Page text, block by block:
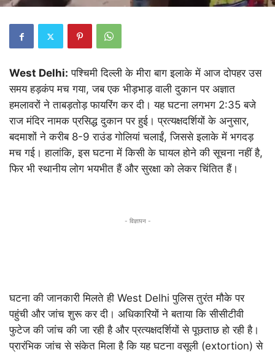
West Delhi: पश्चिमी दिल्ली के मीरा बाग इलाके में आज दोपहर उस
समय हड़कंप मच गया, जब एक भीड़भाड़ वाली दुकान पर अज्ञात
हमलावरों ने ताबड़तोड़ फायरिंग कर दी। यह घटना लगभग 2:35 बजे
राज मंदिर नामक प्रसिद्ध दुकान पर हुई। प्रत्यक्षदर्शियों के अनुसार,
बदमाशों ने करीब 8-9 राउंड गोलियां चलाईं, जिससे इलाके में भगदड़
मच गई। हालांकि, इस घटना में किसी के घायल होने की सूचना नहीं है,
फिर भी स्थानीय लोग भयभीत हैं और सुरक्षा को लेकर चिंतित हैं।
- विज्ञापन -
घटना की जानकारी मिलते ही West Delhi पुलिस तुरंत मौके पर
पहुंची और जांच शुरू कर दी। अधिकारियों ने बताया कि सीसीटीवी
फुटेज की जांच की जा रही है और प्रत्यक्षदर्शियों से पूछताछ हो रही है।
प्रारंभिक जांच से संकेत मिला है कि यह घटना वसूली (extortion) से